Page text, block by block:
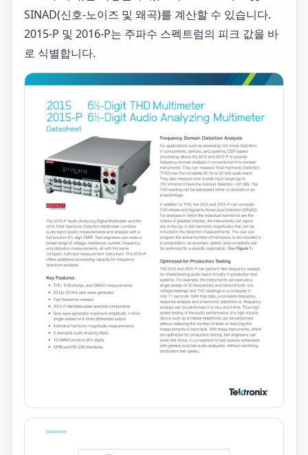
SINAD(신호-노이즈 및 왜곡)를 계산할 수 있습니다.
2015-P 및 2016-P는 주파수 스펙트럼의 피크 값을 바
로 식별합니다.